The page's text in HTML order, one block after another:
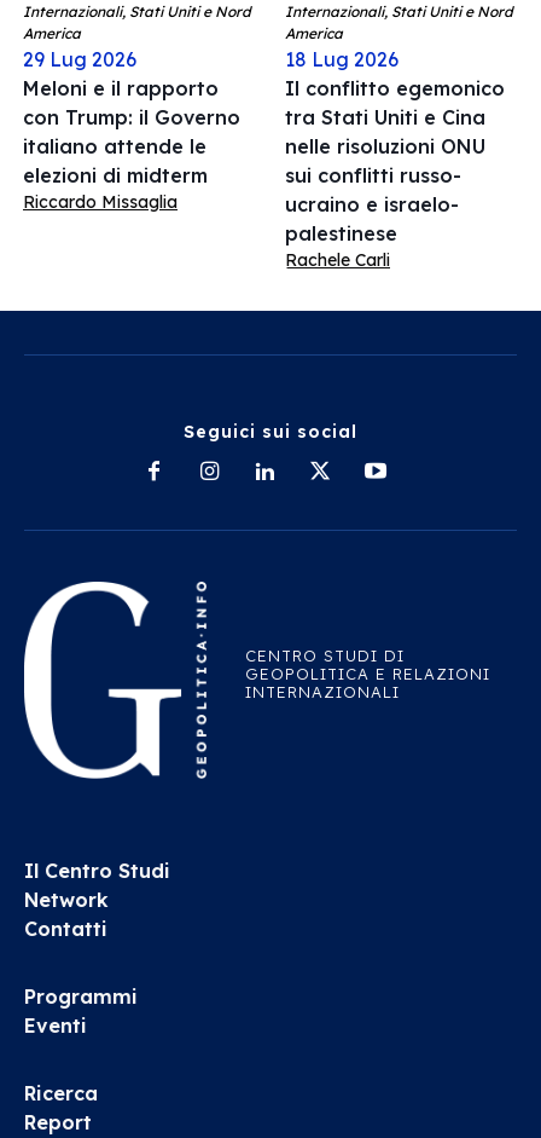
Internazionali, Stati Uniti e Nord
America
29 Lug 2026
Meloni e il rapporto
con Trump: il Governo
italiano attende le
elezioni di midterm
Riccardo Missaglia
Internazionali, Stati Uniti e Nord
America
18 Lug 2026
Il conflitto egemonico
tra Stati Uniti e Cina
nelle risoluzioni ONU
sui conflitti russo-
ucraino e israelo-
palestinese
Rachele Carli
Seguici sui social
CENTRO STUDI DI
GEOPOLITICA E RELAZIONI
INTERNAZIONALI
Il Centro Studi
Network
Contatti
Programmi
Eventi
Ricerca
Report